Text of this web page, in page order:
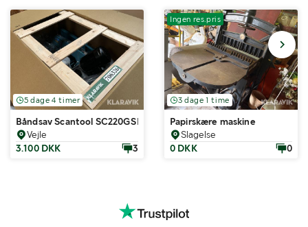
5 dage 4 timer
Båndsav Scantool SC220GSHT
Vejle
3.100 DKK
3
Ingen res.pris
3 dage 1 time
Papirskære maskine
Slagelse
0 DKK
0